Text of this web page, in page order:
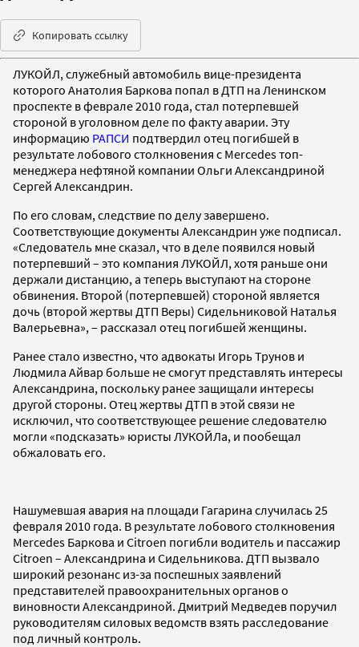
Копировать ссылку
ЛУКОЙЛ, служебный автомобиль вице-президента
которого Анатолия Баркова попал в ДТП на Ленинском
проспекте в феврале 2010 года, стал потерпевшей
стороной в уголовном деле по факту аварии. Эту
информацию РАПСИ подтвердил отец погибшей в
результате лобового столкновения с Mercedes топ-
менеджера нефтяной компании Ольги Александриной
Сергей Александрин.
По его словам, следствие по делу завершено.
Соответствующие документы Александрин уже подписал.
«Следователь мне сказал, что в деле появился новый
потерпевший – это компания ЛУКОЙЛ, хотя раньше они
держали дистанцию, а теперь выступают на стороне
обвинения. Второй (потерпевшей) стороной является
дочь (второй жертвы ДТП Веры) Сидельниковой Наталья
Валерьевна», – рассказал отец погибшей женщины.
Ранее стало известно, что адвокаты Игорь Трунов и
Людмила Айвар больше не смогут представлять интересы
Александрина, поскольку ранее защищали интересы
другой стороны. Отец жертвы ДТП в этой связи не
исключил, что соответствующее решение следователю
могли «подсказать» юристы ЛУКОЙЛа, и пообещал
обжаловать его.
Нашумевшая авария на площади Гагарина случилась 25
февраля 2010 года. В результате лобового столкновения
Mercedes Баркова и Citroen погибли водитель и пассажир
Citroen – Александрина и Сидельникова. ДТП вызвало
широкий резонанс из-за поспешных заявлений
представителей правоохранительных органов о
виновности Александриной. Дмитрий Медведев поручил
руководителям силовых ведомств взять расследование
под личный контроль.